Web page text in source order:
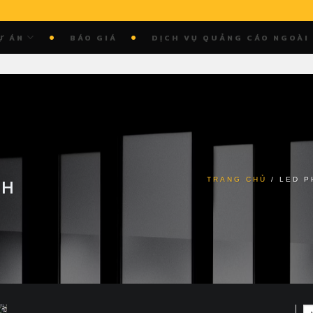
ÁN BÁO GIÁ DỊCH VỤ QUẢNG CÁO
TRANG CHỦ / LED